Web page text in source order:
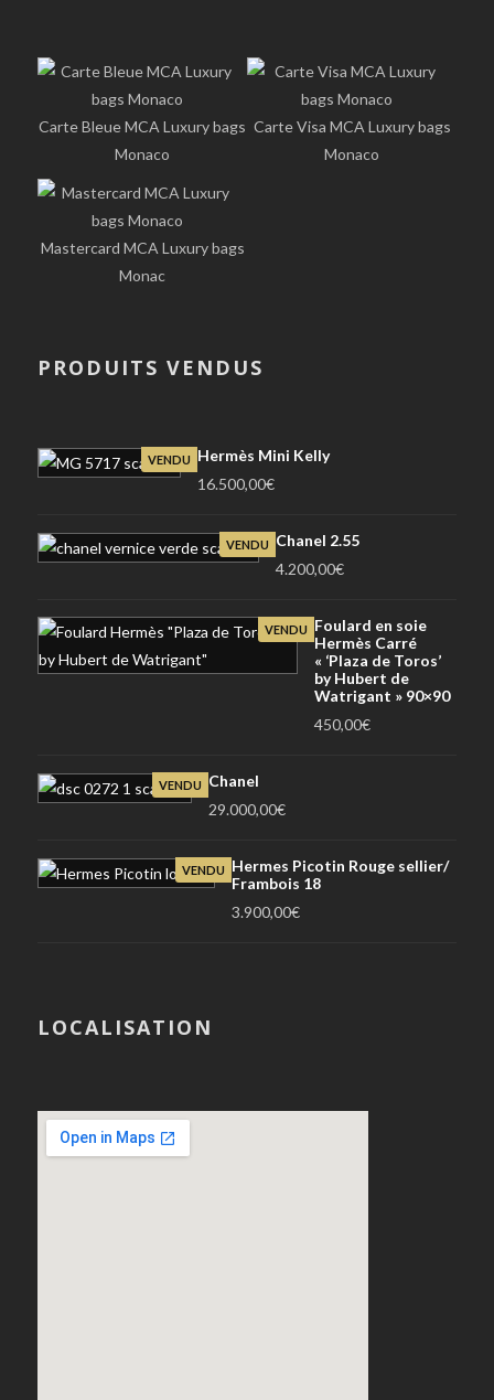
Carte Bleue MCA Luxury bags
Monaco
Carte Visa MCA Luxury bags
Monaco
Mastercard MCA Luxury bags
Monac
PRODUITS VENDUS
VENDU
Hermès Mini Kelly
16.500,00€
VENDU
Chanel 2.55
4.200,00€
VENDU
Foulard en soie
Hermès Carré
« ‘Plaza de Toros’
by Hubert de
Watrigant » 90×90
450,00€
VENDU
Chanel
29.000,00€
VENDU
Hermes Picotin Rouge sellier/
Frambois 18
3.900,00€
LOCALISATION